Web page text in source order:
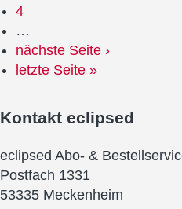
4
…
nächste Seite ›
letzte Seite »
Kontakt eclipsed
eclipsed Abo- &
Postfach 1331
53335 Meckenheim